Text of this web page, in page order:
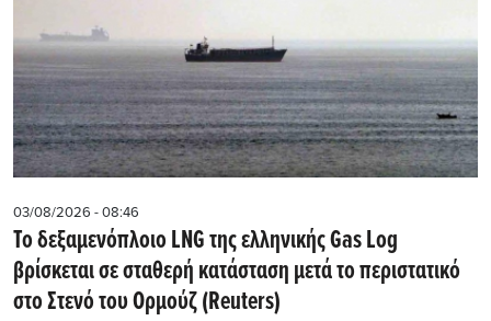
03/08/2026 - 08:46
Το δεξαμενόπλοιο LNG της ελληνικής Gas Log
βρίσκεται σε σταθερή κατάσταση μετά το περιστατικό
στο Στενό του Ορμούζ (Reuters)